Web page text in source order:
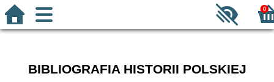
0
BIBLIOGRAFIA HISTORII POLSKIEJ